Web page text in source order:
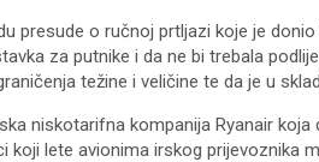
presude o ručnoj prtljazi koje je
za putnike i da ne bi trebala
težine i veličine te da je u
niskotarifna kompanija Ryanair
koji lete avionima irskog prijevoznika